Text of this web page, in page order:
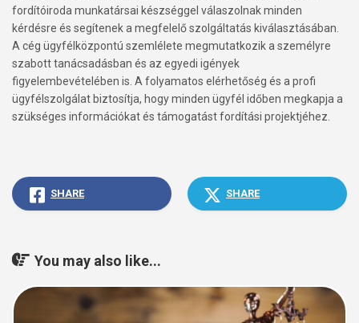
fordítóiroda munkatársai készséggel válaszolnak minden
kérdésre és segítenek a megfelelő szolgáltatás kiválasztásában.
A cég ügyfélközpontú szemlélete megmutatkozik a személyre
szabott tanácsadásban és az egyedi igények
figyelembevételében is. A folyamatos elérhetőség és a profi
ügyfélszolgálat biztosítja, hogy minden ügyfél időben megkapja a
szükséges információkat és támogatást fordítási projektjéhez.
SHARE SHARE
You may also like...